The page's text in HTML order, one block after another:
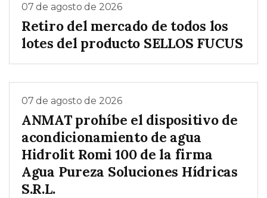
07 de agosto de 2026
Retiro del mercado de todos los
lotes del producto SELLOS FUCUS
07 de agosto de 2026
ANMAT prohíbe el dispositivo de
acondicionamiento de agua
Hidrolit Romi 100 de la firma
Agua Pureza Soluciones Hídricas
S.R.L.